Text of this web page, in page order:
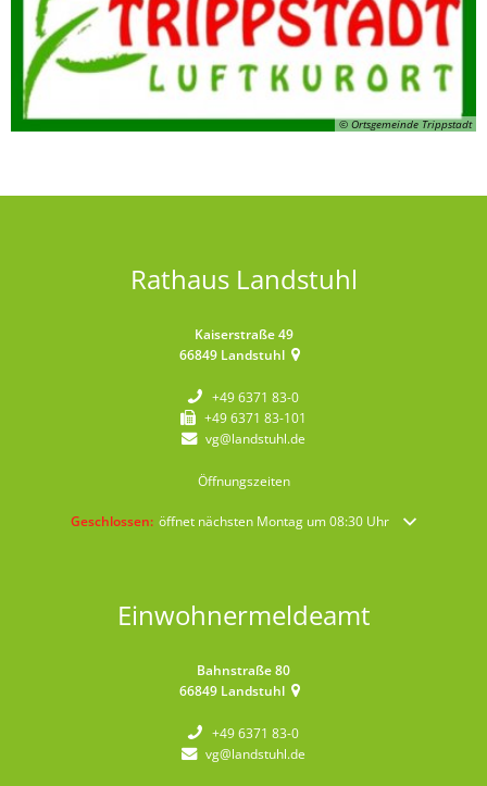
© Ortsgemeinde Trippstadt
Rathaus Landstuhl
Kaiserstraße 49
66849 Landstuhl
+49 6371 83-0
+49 6371 83-101
vg@landstuhl.de
Öffnungszeiten
Klicken, um weitere Öffnungs- oder Schließzeiten auszublenden
Geschlossen: öffnet nächsten Montag um 08:30 Uhr
Einwohnermeldeamt
Bahnstraße 80
66849 Landstuhl
+49 6371 83-0
vg@landstuhl.de